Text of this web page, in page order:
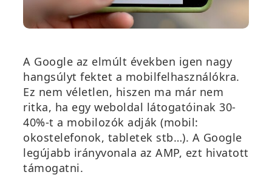
A Google az elmúlt években igen nagy
hangsúlyt fektet a mobilfelhasználókra.
Ez nem véletlen, hiszen ma már nem
ritka, ha egy weboldal látogatóinak 30-
40%-t a mobilozók adják (mobil:
okostelefonok, tabletek stb…). A Google
legújabb irányvonala az AMP, ezt hivatott
támogatni.